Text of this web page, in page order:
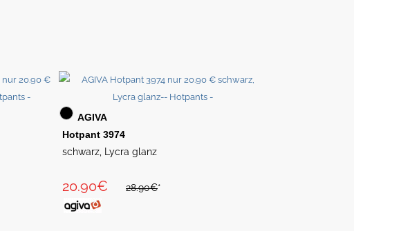
AGIVA
Hotpant 3974
schwarz, Lycra glanz
20.90€ 28.90€*